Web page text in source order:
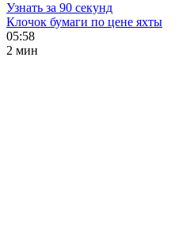
Узнать за 90 секунд
Клочок бумаги по цене яхты
05:58
2 мин